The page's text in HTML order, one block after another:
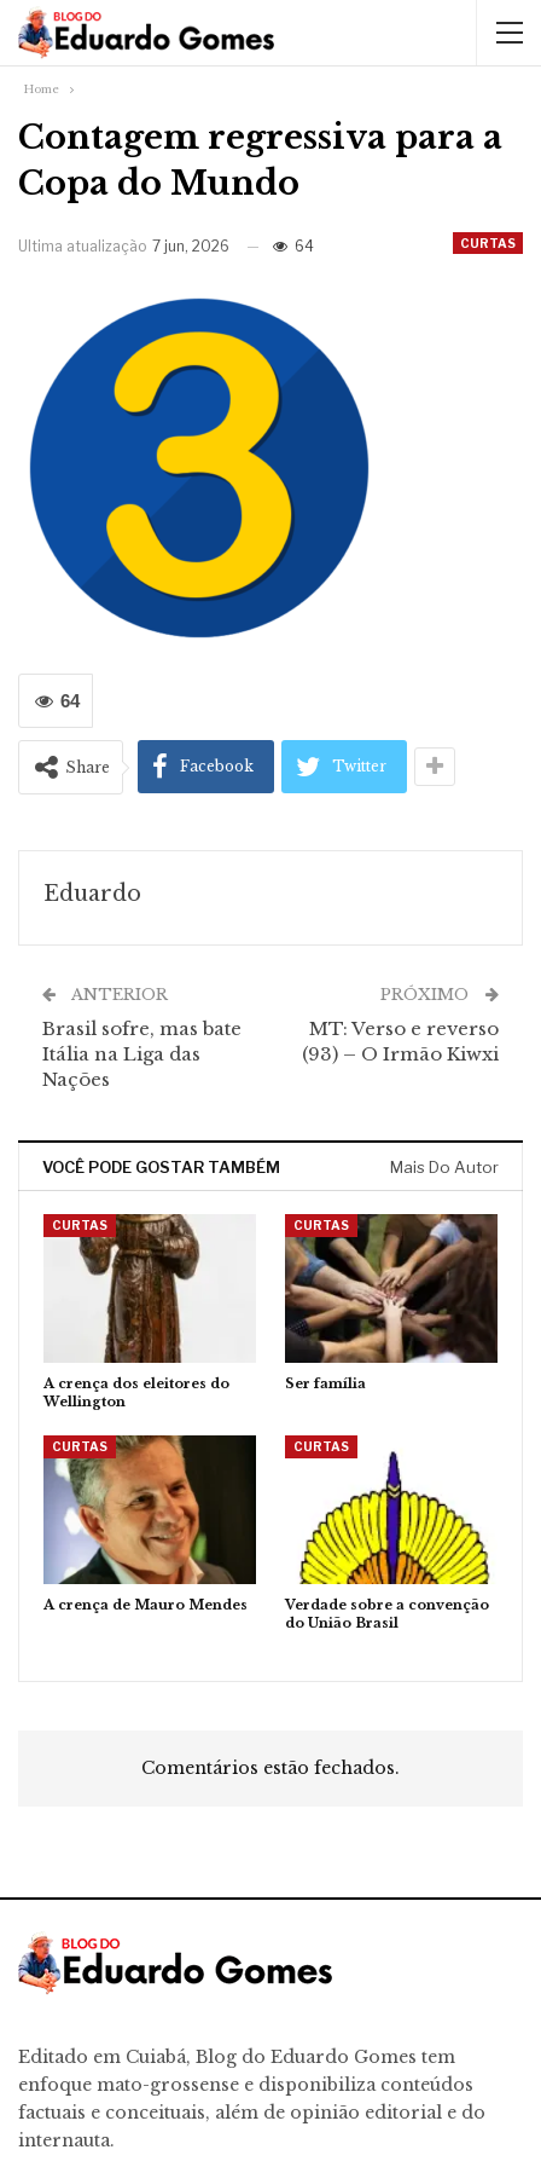
Home
Contagem regressiva para a
Copa do Mundo
CURTAS
Ultima atualização 7 jun, 2026 64
64
Share Facebook Twitter
Eduardo
ANTERIOR
Brasil sofre, mas bate
Itália na Liga das
Nações
PRÓXIMO
MT: Verso e reverso
(93) – O Irmão Kiwxi
VOCÊ PODE GOSTAR TAMBÉM Mais Do Autor
CURTAS
A crença dos eleitores do
Wellington
CURTAS
Ser família
CURTAS
A crença de Mauro Mendes
CURTAS
Verdade sobre a convenção
do União Brasil
Comentários estão fechados.
Editado em Cuiabá, Blog do Eduardo Gomes tem
enfoque mato-grossense e disponibiliza conteúdos
factuais e conceituais, além de opinião editorial e do
internauta.